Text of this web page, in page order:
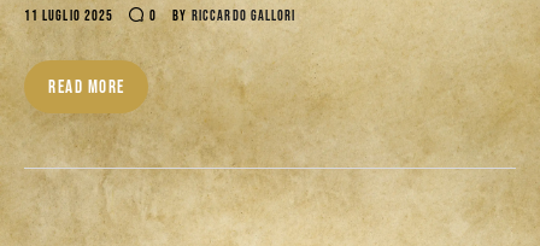
11 LUGLIO 2025 0 BY RICCARDO GALLORI
READ MORE